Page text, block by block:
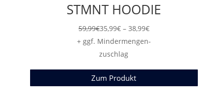
STMNT HOODIE
59,99€35,99€ – 38,99€Preisspanne:
35,99€
+ ggf. Mindermengen-
zuschlag
Zum Produkt